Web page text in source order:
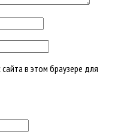
в этом браузере для